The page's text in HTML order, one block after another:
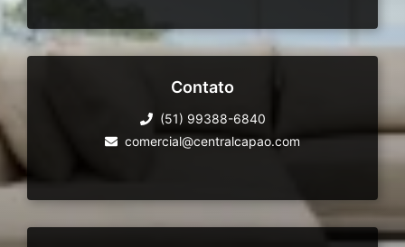
Contato
(51) 99388-6840
comercial@centralcapao.com